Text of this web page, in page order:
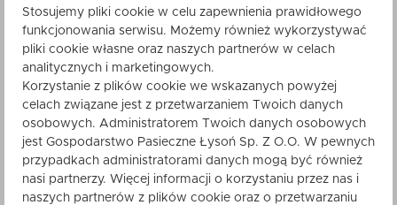
praktyczny dodatek, który pomoże Ci
elegancko i bez bałaganu nabrać każdą
Czarna tacka (278x178x88 cm) –
eleganckie opakowanie, które nadaje
całości nowoczesnego charakteru i
sprawia, że zestaw jest gotowy na
prezent.
Stosujemy pliki cookie w celu zapewnienia prawidłowego
funkcjonowania serwisu. Możemy również wykorzystywać
pliki cookie własne oraz naszych partnerów w celach
analitycznych i marketingowych.
Korzystanie z plików cookie we wskazanych powyżej
celach związane jest z przetwarzaniem Twoich danych
osobowych. Administratorem Twoich danych osobowych
jest Gospodarstwo Pasieczne Łysoń Sp. Z O.O. W pewnych
przypadkach administratorami danych mogą być również
nasi partnerzy. Więcej informacji o korzystaniu przez nas i
naszych partnerów z plików cookie oraz o przetwarzaniu